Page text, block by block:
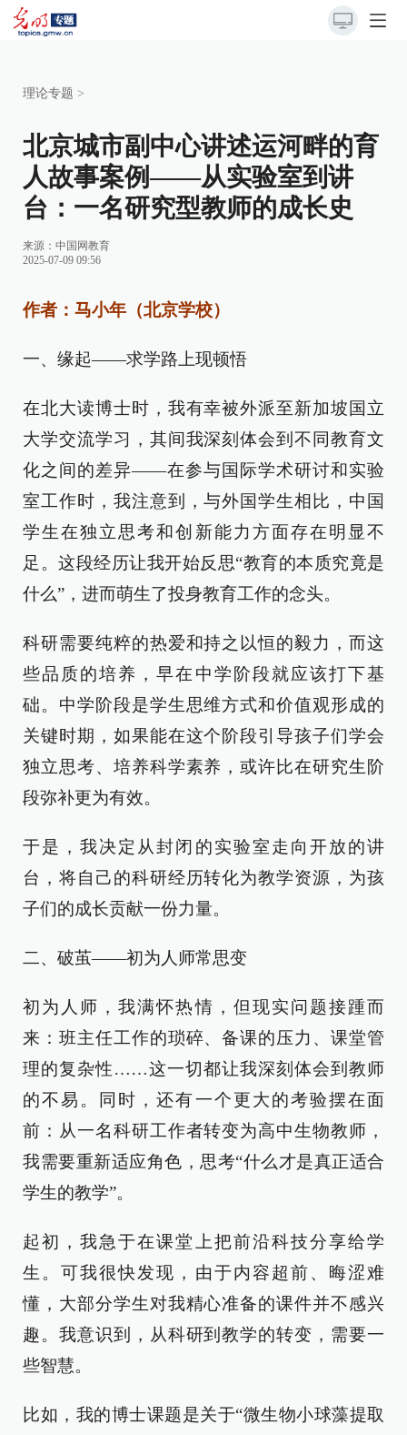
理论专题 >
北京城市副中心讲述运河畔的育
人故事案例——从实验室到讲
台：一名研究型教师的成长史
来源： 中国网教育
2025-07-09 09:56
作者：马小年（北京学校）
一、缘起——求学路上现顿悟
在北大读博士时，我有幸被外派至新加坡国立
大学交流学习，其间我深刻体会到不同教育文
化之间的差异——在参与国际学术研讨和实验
室工作时，我注意到，与外国学生相比，中国
学生在独立思考和创新能力方面存在明显不
足。这段经历让我开始反思“教育的本质究竟是
什么”，进而萌生了投身教育工作的念头。
科研需要纯粹的热爱和持之以恒的毅力，而这
些品质的培养，早在中学阶段就应该打下基
础。中学阶段是学生思维方式和价值观形成的
关键时期，如果能在这个阶段引导孩子们学会
独立思考、培养科学素养，或许比在研究生阶
段弥补更为有效。
于是，我决定从封闭的实验室走向开放的讲
台，将自己的科研经历转化为教学资源，为孩
子们的成长贡献一份力量。
二、破茧——初为人师常思变
初为人师，我满怀热情，但现实问题接踵而
来：班主任工作的琐碎、备课的压力、课堂管
理的复杂性……这一切都让我深刻体会到教师
的不易。同时，还有一个更大的考验摆在面
前：从一名科研工作者转变为高中生物教师，
我需要重新适应角色，思考“什么才是真正适合
学生的教学”。
起初，我急于在课堂上把前沿科技分享给学
生。可我很快发现，由于内容超前、晦涩难
懂，大部分学生对我精心准备的课件并不感兴
趣。我意识到，从科研到教学的转变，需要一
些智慧。
比如，我的博士课题是关于“微生物小球藻提取